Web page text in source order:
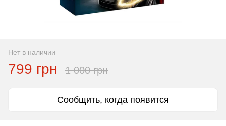
Нет в наличии
799 грн 1 000 грн
Сообщить, когда появится